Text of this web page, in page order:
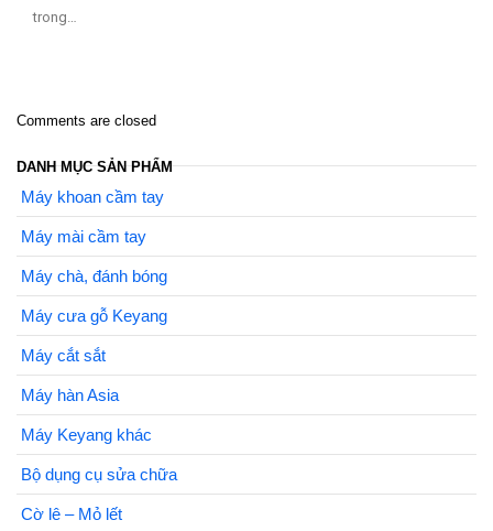
trong…
Comments are closed
DANH MỤC SẢN PHẨM
Máy khoan cầm tay
Máy mài cầm tay
Máy chà, đánh bóng
Máy cưa gỗ Keyang
Máy cắt sắt
Máy hàn Asia
Máy Keyang khác
Bộ dụng cụ sửa chữa
Cờ lê – Mỏ lết